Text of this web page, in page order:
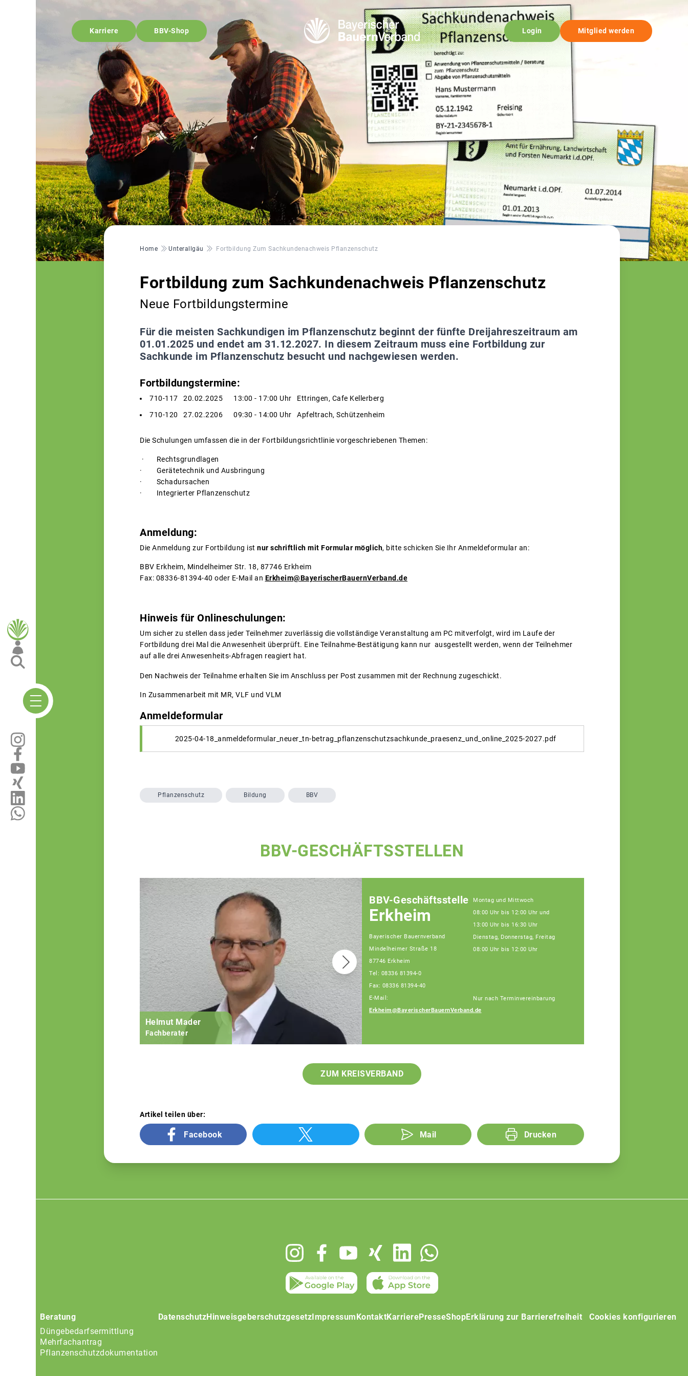
Karriere BBV-Shop Login Mitglied werden
© Dusan Kostic - stock.adobe.com | BBV
Pfadnavigation
Home Unterallgäu Fortbildung Zum Sachkundenachweis Pflanzenschutz
Fortbildung zum Sachkundenachweis Pflanzenschutz
Neue Fortbildungstermine
Für die meisten Sachkundigen im Pflanzenschutz beginnt der fünfte Dreijahreszeitraum am
01.01.2025 und endet am 31.12.2027. In diesem Zeitraum muss eine Fortbildung zur
Sachkunde im Pflanzenschutz besucht und nachgewiesen werden.
Fortbildungstermine:
710-117 20.02.2025 13:00 - 17:00 Uhr Ettringen, Cafe Kellerberg
710-120 27.02.2206 09:30 - 14:00 Uhr Apfeltrach, Schützenheim
Die Schulungen umfassen die in der Fortbildungsrichtlinie vorgeschriebenen Themen:
· Rechtsgrundlagen
· Gerätetechnik und Ausbringung
·
Schadursachen
· Integrierter Pflanzenschutz
Anmeldung:
Die Anmeldung zur Fortbildung ist nur schriftlich mit Formular möglich, bitte schicken Sie Ihr Anmeldeformular an:
BBV Erkheim, Mindelheimer Str. 18, 87746 Erkheim
Fax: 08336-81394-40 oder E-Mail an Erkheim@BayerischerBauernVerband.de
Hinweis für Onlineschulungen:
Um sicher zu stellen dass jeder Teilnehmer zuverlässig die vollständige Veranstaltung am PC mitverfolgt, wird im Laufe der
Fortbildung drei Mal die Anwesenheit überprüft. Eine Teilnahme-Bestätigung kann nur ausgestellt werden, wenn der Teilnehmer
auf alle drei Anwesenheits-Abfragen reagiert hat.
Den Nachweis der Teilnahme erhalten Sie im Anschluss per Post zusammen mit der Rechnung zugeschickt.
In Zusammenarbeit mit MR, VLF und VLM
Anmeldeformular
2025-04-18_anmeldeformular_neuer_tn-betrag_pflanzenschutzsachkunde_praesenz_und_online_2025-2027.pdf
Pflanzenschutz Bildung BBV
BBV-GESCHÄFTSSTELLEN
Helmut Mader
Fachberater
BBV-Geschäftsstelle
Erkheim
Bayerischer Bauernverband
Mindelheimer Straße 18
87746 Erkheim
Tel: 08336 81394-0
Fax: 08336 81394-40
E-Mail:
Erkheim@BayerischerBauernVerband.de
Montag und Mittwoch
08:00 Uhr bis 12:00 Uhr und
13:00 Uhr bis 16:30 Uhr
Dienstag, Donnerstag, Freitag
08:00 Uhr bis 12:00 Uhr
Nur nach Terminvereinbarung
ZUM KREISVERBAND
Artikel teilen über:
Facebook Mail Drucken
Beratung
Düngebedarfsermittlung
Mehrfachantrag
Pflanzenschutzdokumentation
DatenschutzHinweisgeberschutzgesetz Impressum KontaktKarrierePresseShopErklärung zur Barrierefreiheit Cookies konfigurieren